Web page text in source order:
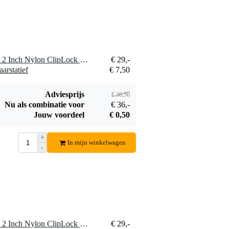
Bestel mee
1 x DiMarzio DD 2200BK 2 Inch Nylon ClipLock Black gitaarband
€ 29,-
€ 7,50
Adviesprijs € 36,50
Nu als combinatie voor
€ 36,-
Jouw voordeel
€ 0,50
+
-
In mijn winkelwagen
1 x DiMarzio DD 2200BK 2 Inch Nylon ClipLock Black gitaarband € 29,-